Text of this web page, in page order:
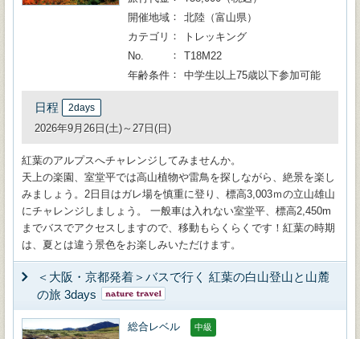
開催地域
北陸（富山県）
カテゴリ
トレッキング
No.
T18M22
年齢条件
中学生以上75歳以下参加可能
日程 2days
2026年9月26日(土)～27日(日)
紅葉のアルプスへチャレンジしてみませんか。
天上の楽園、室堂平では高山植物や雷鳥を探しながら、絶景を楽し
みましょう。2日目はガレ場を慎重に登り、標高3,003ｍの立山雄山
にチャレンジしましょう。 一般車は入れない室堂平、標高2,450m
までバスでアクセスしますので、移動もらくらくです！紅葉の時期
は、夏とは違う景色をお楽しみいただけます。
＜大阪・京都発着＞バスで行く 紅葉の白山登山と山麓
の旅 3days
総合レベル 中級